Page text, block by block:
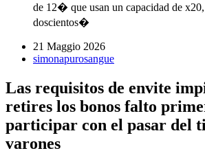
de 12� que usan un capacidad de
doscientos�
21 Maggio 2026
simonapurosangue
Las requisitos de envite
retires los bonos falto
participar con el pasar del
varones